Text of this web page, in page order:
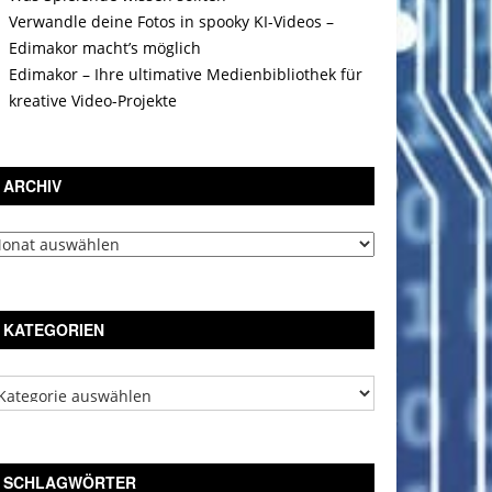
Verwandle deine Fotos in spooky KI-Videos –
Edimakor macht’s möglich
Edimakor – Ihre ultimative Medienbibliothek für
kreative Video-Projekte
ARCHIV
KATEGORIEN
SCHLAGWÖRTER